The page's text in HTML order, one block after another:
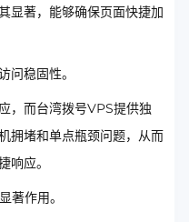
显著，能够确保页面快捷加
问稳固性。
，而台湾拨号VPS提供独
拥堵和单点瓶颈问题，从而
响应。
著作用。